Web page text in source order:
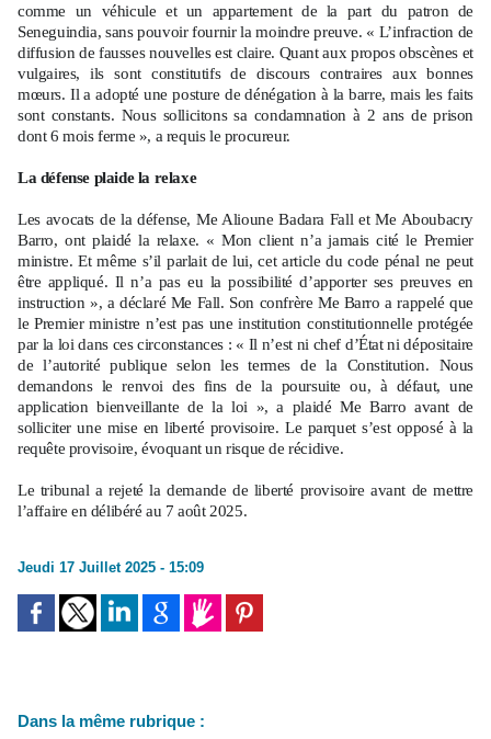
comme un véhicule et un appartement de la part du patron de
Seneguindia, sans pouvoir fournir la moindre preuve. « L’infraction de
diffusion de fausses nouvelles est claire. Quant aux propos obscènes et
vulgaires, ils sont constitutifs de discours contraires aux bonnes
mœurs. Il a adopté une posture de dénégation à la barre, mais les faits
sont constants. Nous sollicitons sa condamnation à 2 ans de prison
dont 6 mois ferme », a requis le procureur.
La défense plaide la relaxe
Les avocats de la défense, Me Alioune Badara Fall et Me Aboubacry
Barro, ont plaidé la relaxe. « Mon client n’a jamais cité le Premier
ministre. Et même s’il parlait de lui, cet article du code pénal ne peut
être appliqué. Il n’a pas eu la possibilité d’apporter ses preuves en
instruction », a déclaré Me Fall. Son confrère Me Barro a rappelé que
le Premier ministre n’est pas une institution constitutionnelle protégée
par la loi dans ces circonstances : « Il n’est ni chef d’État ni dépositaire
de l’autorité publique selon les termes de la Constitution. Nous
demandons le renvoi des fins de la poursuite ou, à défaut, une
application bienveillante de la loi », a plaidé Me Barro avant de
solliciter une mise en liberté provisoire. Le parquet s’est opposé à la
requête provisoire, évoquant un risque de récidive.
Le tribunal a rejeté la demande de liberté provisoire avant de mettre
l’affaire en délibéré au 7 août 2025.
Jeudi 17 Juillet 2025 - 15:09
Dans la même rubrique :